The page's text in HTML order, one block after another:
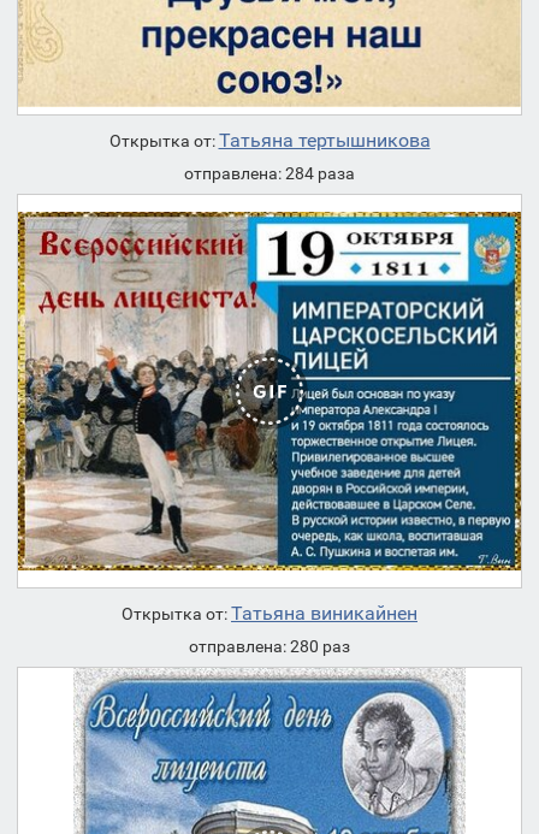
Открытка от:Татьяна тертышникова
отправлена: 284 раза
Открытка от:Татьяна виникайнен
отправлена: 280 раз